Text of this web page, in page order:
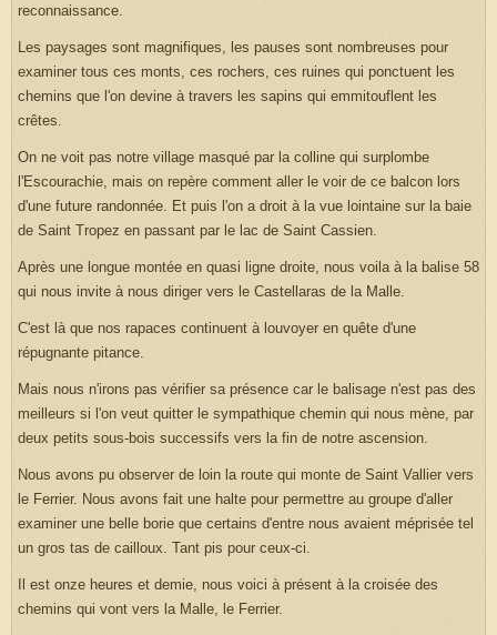
reconnaissance.
Les paysages sont magnifiques, les pauses sont nombreuses pour
examiner tous ces monts, ces rochers, ces ruines qui ponctuent les
chemins que l'on devine à travers les sapins qui emmitouflent les
crêtes.
On ne voit pas notre village masqué par la colline qui surplombe
l'Escourachie, mais on repère comment aller le voir de ce balcon lors
d'une future randonnée. Et puis l'on a droit à la vue lointaine sur la baie
de Saint Tropez en passant par le lac de Saint Cassien.
Après une longue montée en quasi ligne droite, nous voila à la balise 58
qui nous invite à nous diriger vers le Castellaras de la Malle.
C'est là que nos rapaces continuent à louvoyer en quête d'une
répugnante pitance.
Mais nous n'irons pas vérifier sa présence car le balisage n'est pas des
meilleurs si l'on veut quitter le sympathique chemin qui nous mène, par
deux petits sous-bois successifs vers la fin de notre ascension.
Nous avons pu observer de loin la route qui monte de Saint Vallier vers
le Ferrier. Nous avons fait une halte pour permettre au groupe d'aller
examiner une belle borie que certains d'entre nous avaient méprisée tel
un gros tas de cailloux. Tant pis pour ceux-ci.
Il est onze heures et demie, nous voici à présent à la croisée des
chemins qui vont vers la Malle, le Ferrier.